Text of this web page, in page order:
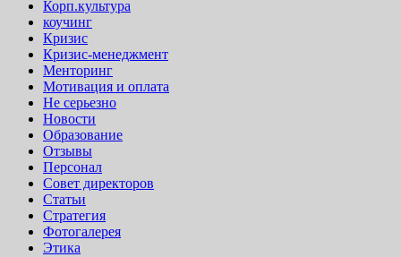
Корп.культура
коучинг
Кризис
Кризис-менеджмент
Менторинг
Мотивация и оплата
Не серьезно
Новости
Образование
Отзывы
Персонал
Совет директоров
Статьи
Стратегия
Фотогалерея
Этика